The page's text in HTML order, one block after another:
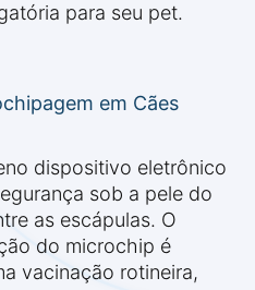
para seu pet.
em Cães
dispositivo eletrônico
sob a pele do
as escápulas. O
do microchip é
vacinação rotineira,